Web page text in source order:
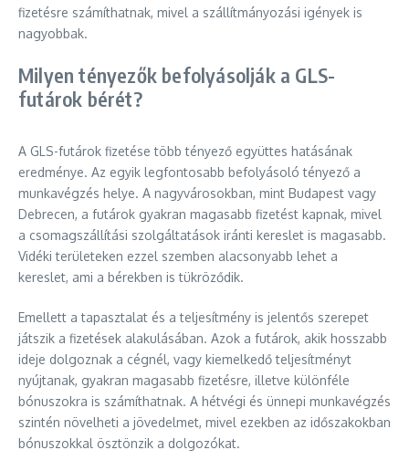
fizetésre számíthatnak, mivel a szállítmányozási igények is
nagyobbak.
Milyen tényezők befolyásolják a GLS-
futárok bérét?
A GLS-futárok fizetése több tényező együttes hatásának
eredménye. Az egyik legfontosabb befolyásoló tényező a
munkavégzés helye. A nagyvárosokban, mint Budapest vagy
Debrecen, a futárok gyakran magasabb fizetést kapnak, mivel
a csomagszállítási szolgáltatások iránti kereslet is magasabb.
Vidéki területeken ezzel szemben alacsonyabb lehet a
kereslet, ami a bérekben is tükröződik.
Emellett a tapasztalat és a teljesítmény is jelentős szerepet
játszik a fizetések alakulásában. Azok a futárok, akik hosszabb
ideje dolgoznak a cégnél, vagy kiemelkedő teljesítményt
nyújtanak, gyakran magasabb fizetésre, illetve különféle
bónuszokra is számíthatnak. A hétvégi és ünnepi munkavégzés
szintén növelheti a jövedelmet, mivel ezekben az időszakokban
bónuszokkal ösztönzik a dolgozókat.